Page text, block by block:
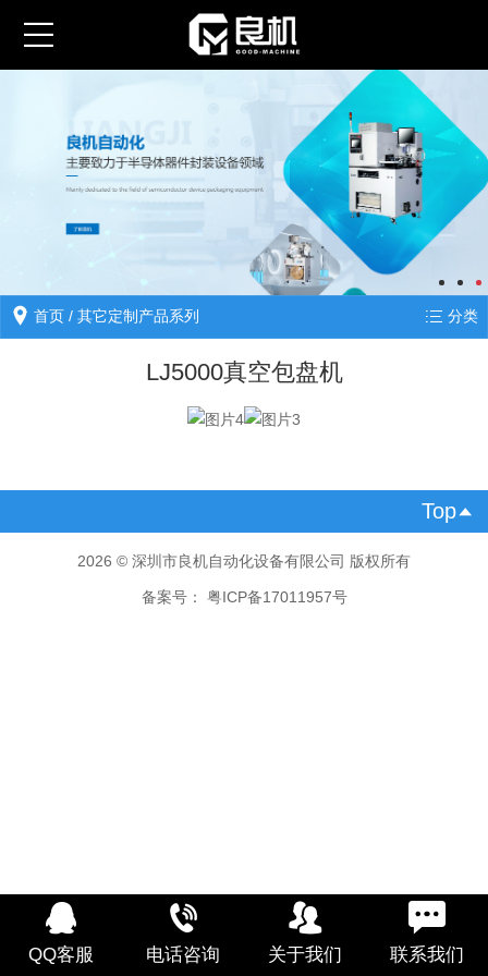
首页 / 其它定制产品系列 分类
LJ5000真空包盘机
Top
2026 © 深圳市良机自动化设备有限公司 版权所有
备案号： 粤ICP备17011957号
QQ客服 电话咨询 关于我们 联系我们